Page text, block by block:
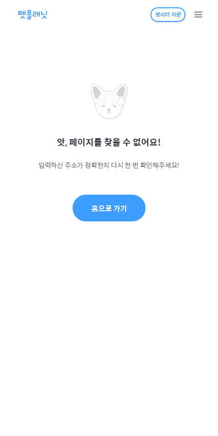
펫시터 지원
앗, 페이지를 찾을 수 없어요!
입력하신 주소가 정확한지 다시 한 번 확인해주세요!
홈으로 가기